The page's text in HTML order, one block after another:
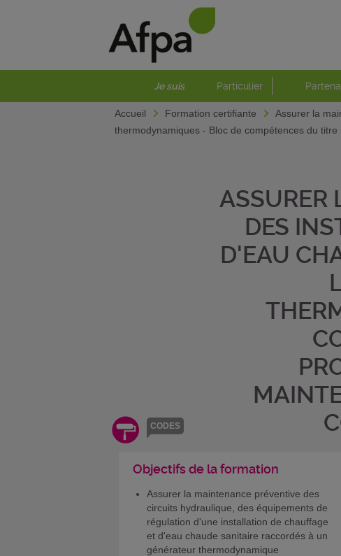
Je suis Particulier
Accueil Formation certifiante
Assurer la
thermodynamiques - Bloc de compétences du
CODES
ASSURER
DES
D'EAU
Objectifs de la formation
Assurer la maintenance préventive des
circuits hydraulique, des équipements de
régulation d'une installation de chauffage
et d'eau chaude sanitaire raccordés à un
générateur thermodynamique